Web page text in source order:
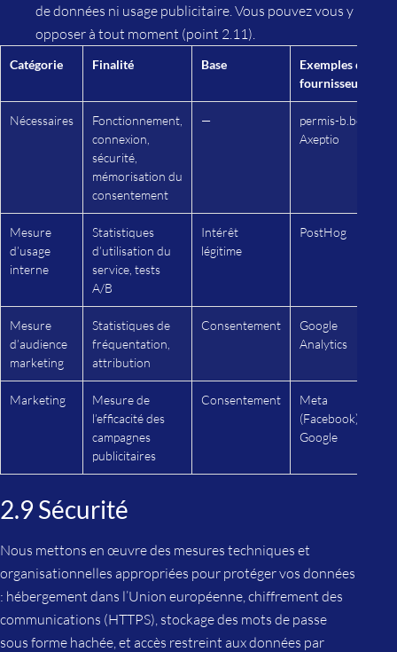
de données ni usage publicitaire. Vous pouvez vous y
opposer à tout moment (point 2.11).
Catégorie Finalité Base
Exemples de
fournisseurs
Nécessaires
Fonctionnement,
connexion,
sécurité,
mémorisation du
consentement
—
permis-b.be,
Axeptio
Mesure
d’usage
interne
Statistiques
d’utilisation du
service, tests
A/B
Intérêt
légitime
PostHog
Mesure
d’audience
marketing
Statistiques de
fréquentation,
attribution
Consentement
Google
Analytics
Marketing
Mesure de
l’efficacité des
campagnes
publicitaires
Consentement
Meta
(Facebook),
Google
2.9 Sécurité
Nous mettons en œuvre des mesures techniques et
organisationnelles appropriées pour protéger vos données
: hébergement dans l’Union européenne, chiffrement des
communications (HTTPS), stockage des mots de passe
sous forme hachée, et accès restreint aux données par